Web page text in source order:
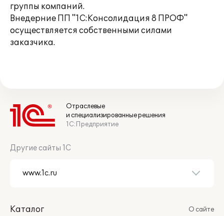
группы компаний.
Внедерние ПП "1С:Консолидация 8 ПРОФ"
осуществляется собственными силами
заказчика.
Отраслевые
и специализированные решения
1С:Предприятие
Другие сайты 1С
Каталог О сайте